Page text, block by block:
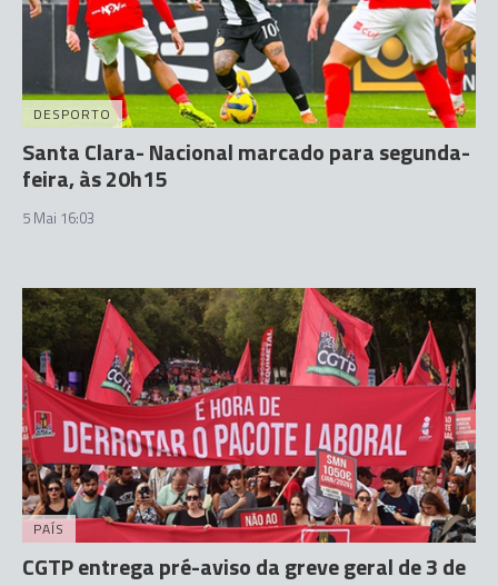
DESPORTO
Santa Clara- Nacional marcado para segunda-
feira, às 20h15
5 Mai 16:03
PAÍS
CGTP entrega pré-aviso da greve geral de 3 de